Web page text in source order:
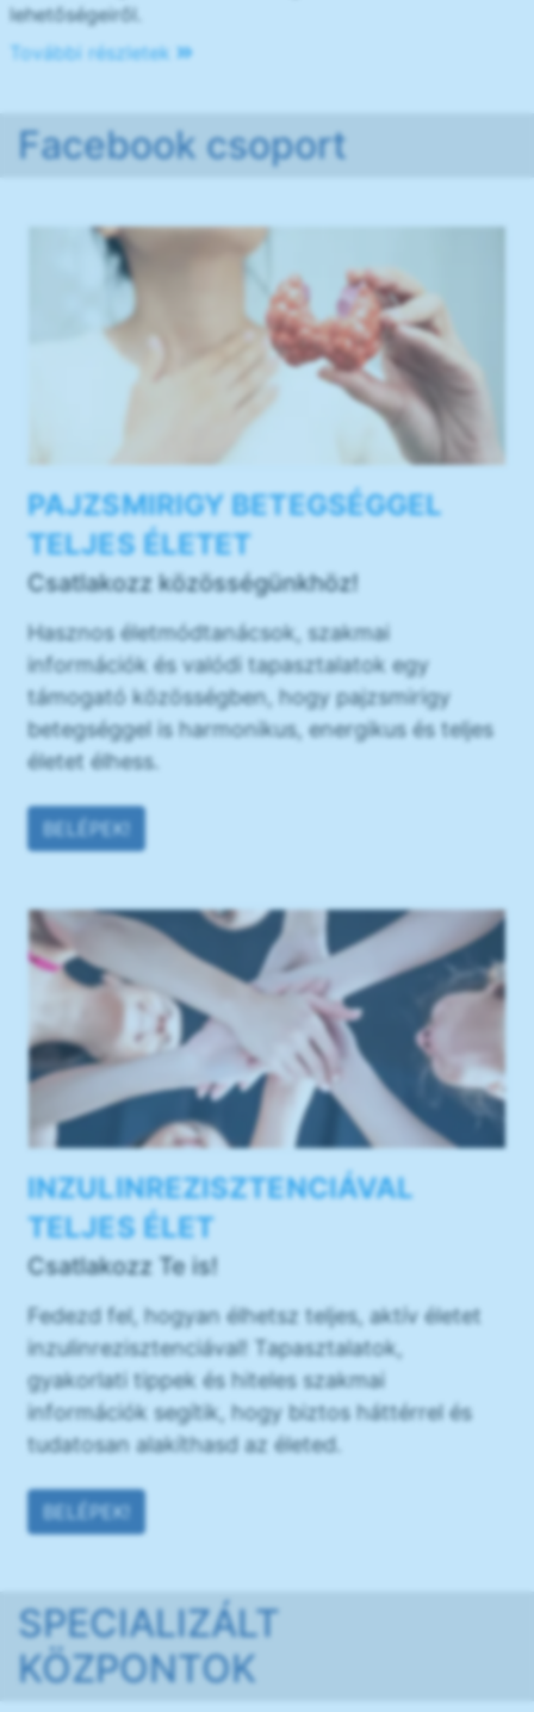
lehetőségeiről.
További részletek
Facebook csoport
PAJZSMIRIGY BETEGSÉGGEL
TELJES ÉLETET
Csatlakozz közösségünkhöz!
Hasznos életmódtanácsok, szakmai
információk és valódi tapasztalatok egy
támogató közösségben, hogy pajzsmirigy
betegséggel is harmonikus, energikus és teljes
életet élhess.
BELÉPEK!
INZULINREZISZTENCIÁVAL
TELJES ÉLET
Csatlakozz Te is!
Fedezd fel, hogyan élhetsz teljes, aktív életet
inzulinrezisztenciával! Tapasztalatok,
gyakorlati tippek és hiteles szakmai
információk segítik, hogy biztos háttérrel és
tudatosan alakíthasd az életed.
BELÉPEK!
SPECIALIZÁLT
KÖZPONTOK